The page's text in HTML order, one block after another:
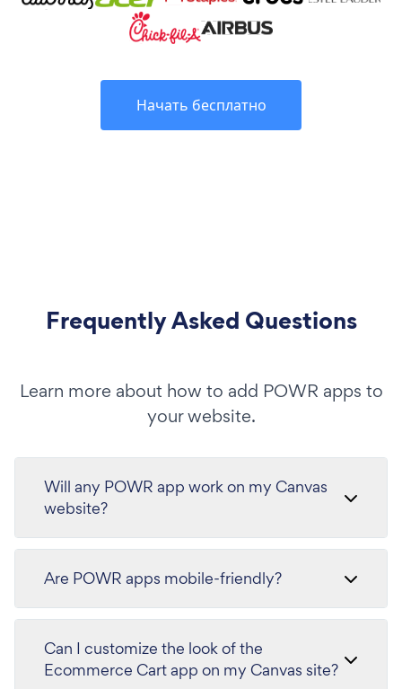
Начать бесплатно
Frequently Asked Questions
Learn more about how to add POWR apps to
your website.
Will any POWR app work on my Canvas
website?
Are POWR apps mobile-friendly?
Can I customize the look of the
Ecommerce Cart app on my Canvas site?